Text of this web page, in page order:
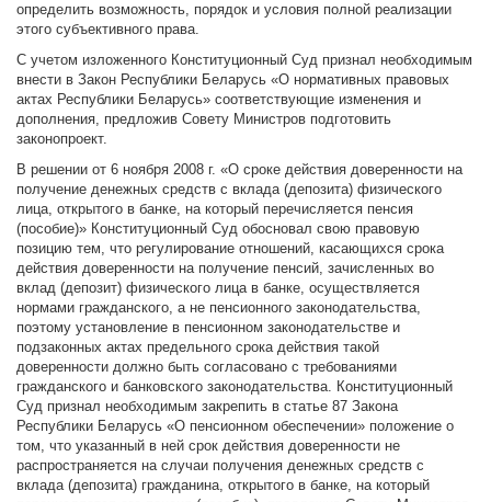
определить возможность, порядок и условия полной реализации
этого субъективного права.
С учетом изложенного Конституционный Суд признал необходимым
внести в Закон Республики Беларусь «О нормативных правовых
актах Республики Беларусь» соответствующие изменения и
дополнения, предложив Совету Министров подготовить
законопроект.
В решении от 6 ноября 2008 г. «О сроке действия доверенности на
получение денежных средств с вклада (депозита) физического
лица, открытого в банке, на который перечисляется пенсия
(пособие)» Конституционный Суд обосновал свою правовую
позицию тем, что регулирование отношений, касающихся срока
действия доверенности на получение пенсий, зачисленных во
вклад (депозит) физического лица в банке, осуществляется
нормами гражданского, а не пенсионного законодательства,
поэтому установление в пенсионном законодательстве и
подзаконных актах предельного срока действия такой
доверенности должно быть согласовано с требованиями
гражданского и банковского законодательства. Конституционный
Суд признал необходимым закрепить в статье 87 Закона
Республики Беларусь «О пенсионном обеспечении» положение о
том, что указанный в ней срок действия доверенности не
распространяется на случаи получения денежных средств с
вклада (депозита) гражданина, открытого в банке, на который